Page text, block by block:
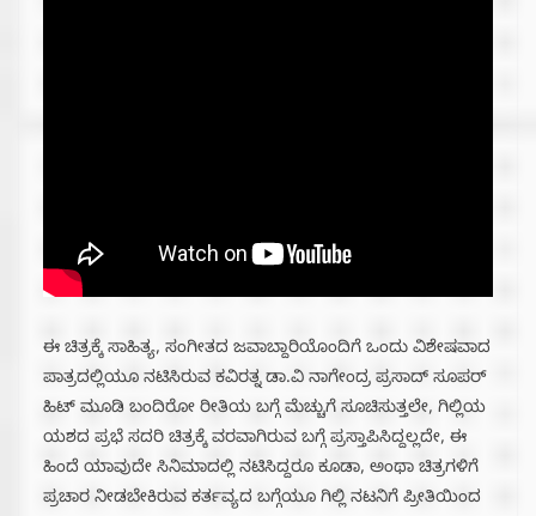
ಈ ಚಿತ್ರಕ್ಕೆ ಸಾಹಿತ್ಯ, ಸಂಗೀತದ ಜವಾಬ್ದಾರಿಯೊಂದಿಗೆ ಒಂದು ವಿಶೇಷವಾದ
ಪಾತ್ರದಲ್ಲಿಯೂ ನಟಿಸಿರುವ ಕವಿರತ್ನ ಡಾ.ವಿ ನಾಗೇಂದ್ರ ಪ್ರಸಾದ್ ಸೂಪರ್
ಹಿಟ್ ಮೂಡಿ ಬಂದಿರೋ ರೀತಿಯ ಬಗ್ಗೆ ಮೆಚ್ಚುಗೆ ಸೂಚಿಸುತ್ತಲೇ, ಗಿಲ್ಲಿಯ
ಯಶದ ಪ್ರಭೆ ಸದರಿ ಚಿತ್ರಕ್ಕೆ ವರವಾಗಿರುವ ಬಗ್ಗೆ ಪ್ರಸ್ತಾಪಿಸಿದ್ದಲ್ಲದೇ, ಈ
ಹಿಂದೆ ಯಾವುದೇ ಸಿನಿಮಾದಲ್ಲಿ ನಟಿಸಿದ್ದರೂ ಕೂಡಾ, ಅಂಥಾ ಚಿತ್ರಗಳಿಗೆ
ಪ್ರಚಾರ ನೀಡಬೇಕಿರುವ ಕರ್ತವ್ಯದ ಬಗ್ಗೆಯೂ ಗಿಲ್ಲಿ ನಟನಿಗೆ ಪ್ರೀತಿಯಿಂದ